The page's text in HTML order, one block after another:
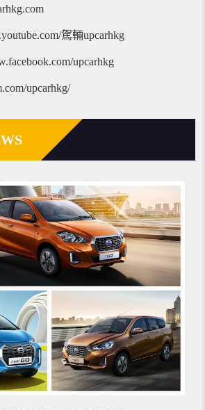
駕輛upcarhkg
upcarhkg
upcarhkg/